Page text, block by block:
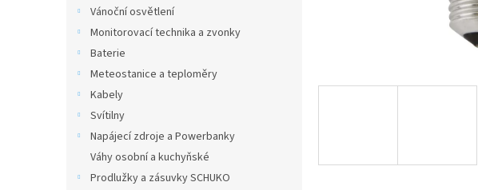
Vánoční osvětlení
Monitorovací technika a zvonky
Baterie
Meteostanice a teploměry
Kabely
Svítilny
Napájecí zdroje a Powerbanky
Váhy osobní a kuchyňské
Prodlužky a zásuvky SCHUKO